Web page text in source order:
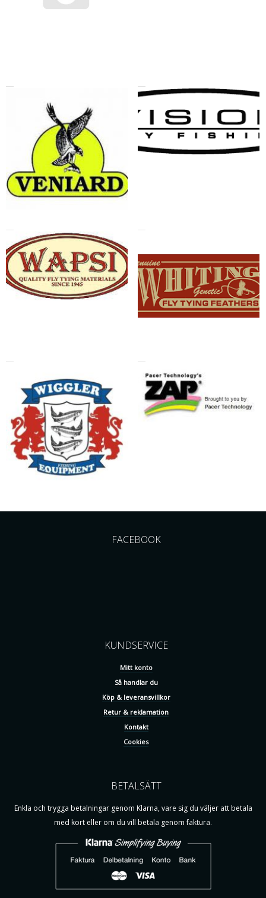
FACEBOOK
KUNDSERVICE
Mitt konto
Så handlar du
Köp & leveransvillkor
Retur & reklamation
Kontakt
Cookies
BETALSÄTT
Enkla och trygga betalningar genom Klarna, vare sig du väljer att betala
med kort eller om du vill betala genom faktura.